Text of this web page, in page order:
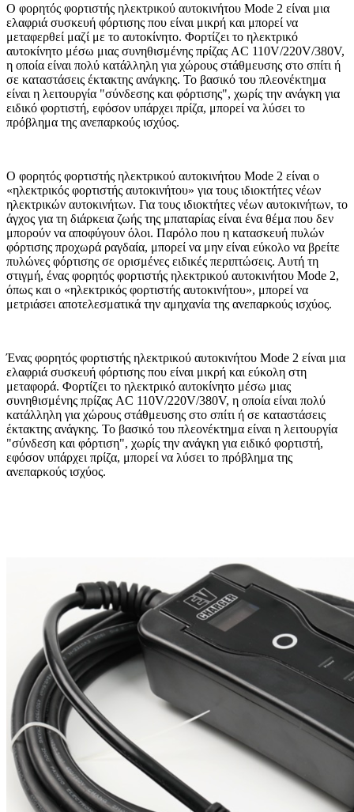
Ο φορητός φορτιστής ηλεκτρικού αυτοκινήτου Mode 2 είναι μια
ελαφριά συσκευή φόρτισης που είναι μικρή και μπορεί να
μεταφερθεί μαζί με το αυτοκίνητο. Φορτίζει το ηλεκτρικό
αυτοκίνητο μέσω μιας συνηθισμένης πρίζας AC 110V/220V/380V,
η οποία είναι πολύ κατάλληλη για χώρους στάθμευσης στο σπίτι ή
σε καταστάσεις έκτακτης ανάγκης. Το βασικό του πλεονέκτημα
είναι η λειτουργία "σύνδεσης και φόρτισης", χωρίς την ανάγκη για
ειδικό φορτιστή, εφόσον υπάρχει πρίζα, μπορεί να λύσει το
πρόβλημα της ανεπαρκούς ισχύος.
Ο φορητός φορτιστής ηλεκτρικού αυτοκινήτου Mode 2 είναι ο
«ηλεκτρικός φορτιστής αυτοκινήτου» για τους ιδιοκτήτες νέων
ηλεκτρικών αυτοκινήτων. Για τους ιδιοκτήτες νέων αυτοκινήτων, το
άγχος για τη διάρκεια ζωής της μπαταρίας είναι ένα θέμα που δεν
μπορούν να αποφύγουν όλοι. Παρόλο που η κατασκευή πυλών
φόρτισης προχωρά ραγδαία, μπορεί να μην είναι εύκολο να βρείτε
πυλώνες φόρτισης σε ορισμένες ειδικές περιπτώσεις. Αυτή τη
στιγμή, ένας φορητός φορτιστής ηλεκτρικού αυτοκινήτου Mode 2,
όπως και ο «ηλεκτρικός φορτιστής αυτοκινήτου», μπορεί να
μετριάσει αποτελεσματικά την αμηχανία της ανεπαρκούς ισχύος.
Ένας φορητός φορτιστής ηλεκτρικού αυτοκινήτου Mode 2 είναι μια
ελαφριά συσκευή φόρτισης που είναι μικρή και εύκολη στη
μεταφορά. Φορτίζει το ηλεκτρικό αυτοκίνητο μέσω μιας
συνηθισμένης πρίζας AC 110V/220V/380V, η οποία είναι πολύ
κατάλληλη για χώρους στάθμευσης στο σπίτι ή σε καταστάσεις
έκτακτης ανάγκης. Το βασικό του πλεονέκτημα είναι η λειτουργία
"σύνδεση και φόρτιση", χωρίς την ανάγκη για ειδικό φορτιστή,
εφόσον υπάρχει πρίζα, μπορεί να λύσει το πρόβλημα της
ανεπαρκούς ισχύος.